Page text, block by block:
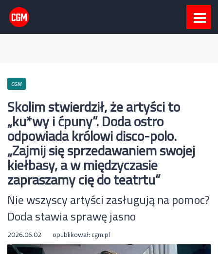
CGM
Skolim stwierdził, że artyści to
„ku*wy i ćpuny”. Doda ostro
odpowiada królowi disco-polo.
„Zajmij się sprzedawaniem swojej
kiełbasy, a w międzyczasie
zapraszamy cię do teatrtu”
Nie wszyscy artyści zasługują na pomoc?
Doda stawia sprawę jasno
2026.06.02 opublikował:cgm.pl